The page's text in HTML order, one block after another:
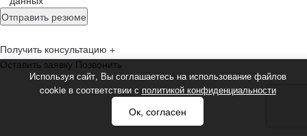
Используя сайт, Вы соглашаетесь на использование файлов
cookie в соответствии с политикой конфиденциальности
Ок, согласен
Получить консультацию +
Оставить заявку Позвонить